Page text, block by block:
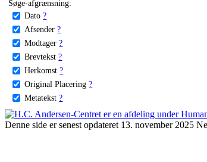
Søge-afgrænsning:
Dato ?
Afsender ?
Modtager ?
Brevtekst ?
Herkomst ?
Original Placering ?
Metatekst ?
Denne side er senest opdateret 13. november 2025